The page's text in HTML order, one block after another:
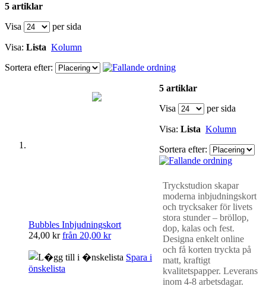
5 artiklar
Visa
per sida
Visa: Lista Kolumn
Sortera efter:
Bubbles Inbjudningskort
24,00 kr från 20,00 kr
Spara i
önskelista
5 artiklar
Visa
per sida
Visa: Lista Kolumn
Sortera efter:
Tryckstudion skapar
moderna inbjudningskort
och trycksaker för livets
stora stunder – bröllop,
dop, kalas och fest.
Designa enkelt online
och få korten tryckta på
matt, kraftigt
kvalitetspapper. Leverans
inom 4-8 arbetsdagar.